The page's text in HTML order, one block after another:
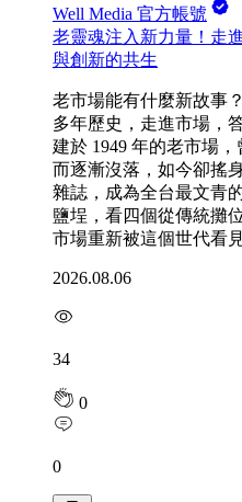
Well Media 官方帳號
老靈魂注入新力量！走
與創新的共生
老市場能有什麼新故事
多年歷史，走進市場，
建於 1949 年的老市場
而逐漸沒落，如今卻搖
雜誌，成為全台最文青
鹽埕，看四個從傳統攤
市場重新被這個世代看見
2026.08.06
34
0
0